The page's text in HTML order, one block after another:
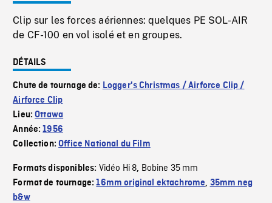
Clip sur les forces aériennes: quelques PE SOL-AIR
de CF-100 en vol isolé et en groupes.
DÉTAILS
Chute de tournage de: Logger's Christmas / Airforce Clip /
Airforce Clip
Lieu:Ottawa
Année:1956
Collection:Office National du Film
Formats disponibles: Vidéo Hi 8, Bobine 35 mm
Format de tournage:16mm original ektachrome, 35mm neg
b&w